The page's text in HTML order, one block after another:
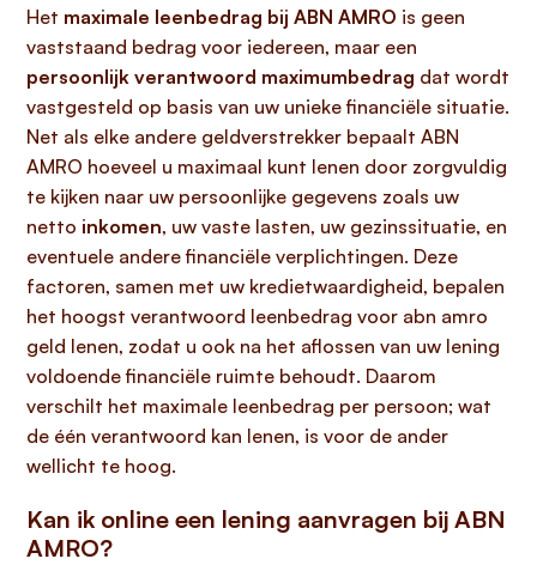
Het maximale leenbedrag bij ABN AMRO is geen
vaststaand bedrag voor iedereen, maar een
persoonlijk verantwoord maximumbedrag dat wordt
vastgesteld op basis van uw unieke financiële situatie.
Net als elke andere geldverstrekker bepaalt ABN
AMRO hoeveel u maximaal kunt lenen door zorgvuldig
te kijken naar uw persoonlijke gegevens zoals uw
netto inkomen, uw vaste lasten, uw gezinssituatie, en
eventuele andere financiële verplichtingen. Deze
factoren, samen met uw kredietwaardigheid, bepalen
het hoogst verantwoord leenbedrag voor abn amro
geld lenen, zodat u ook na het aflossen van uw lening
voldoende financiële ruimte behoudt. Daarom
verschilt het maximale leenbedrag per persoon; wat
de één verantwoord kan lenen, is voor de ander
wellicht te hoog.
Kan ik online een lening aanvragen bij ABN
AMRO?